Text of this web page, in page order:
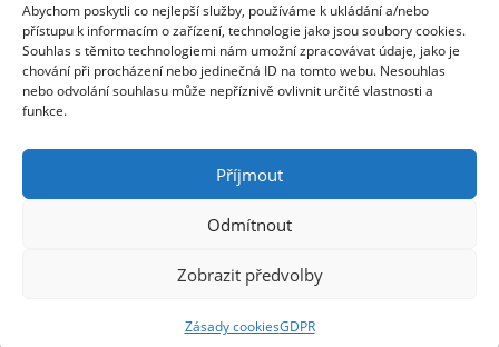
Abychom poskytli co nejlepší služby, používáme k ukládání a/nebo
přístupu k informacím o zařízení, technologie jako jsou soubory cookies.
Souhlas s těmito technologiemi nám umožní zpracovávat údaje, jako je
chování při procházení nebo jedinečná ID na tomto webu. Nesouhlas
nebo odvolání souhlasu může nepříznivě ovlivnit určité vlastnosti a
funkce.
Příjmout
Odmítnout
Zobrazit předvolby
Zásady cookiesGDPR
Jméno
E-mail